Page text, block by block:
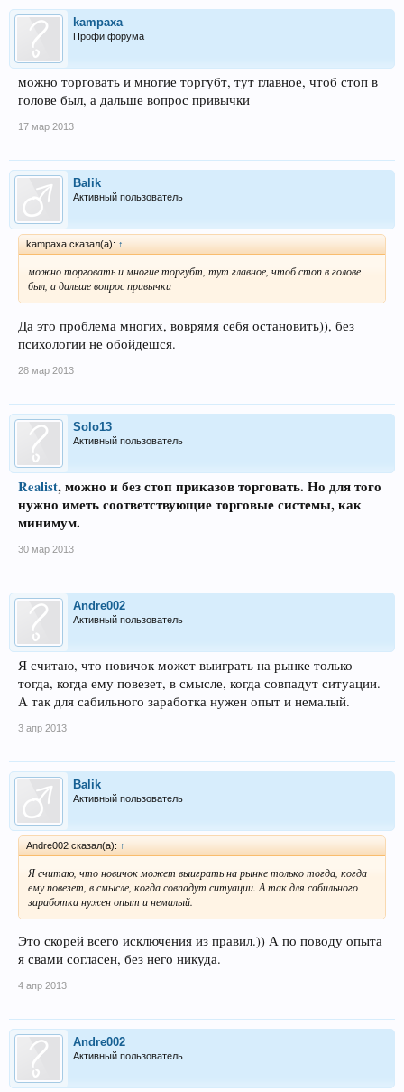
kampaxa
Профи форума
можно торговать и многие торгубт, тут главное, чтоб стоп в
голове был, а дальше вопрос привычки
17 мар 2013
Balik
Активный пользователь
kampaxa сказал(а): ↑
можно торговать и многие торгубт, тут главное, чтоб стоп в голове
был, а дальше вопрос привычки
Да это проблема многих, воврямя себя остановить)), без
психологии не обойдешся.
28 мар 2013
Solo13
Активный пользователь
Realist, можно и без стоп приказов торговать. Но для того
нужно иметь соответствующие торговые системы, как
минимум.
30 мар 2013
Andre002
Активный пользователь
Я считаю, что новичок может выиграть на рынке только
тогда, когда ему повезет, в смысле, когда совпадут ситуации.
А так для сабильного заработка нужен опыт и немалый.
3 апр 2013
Balik
Активный пользователь
Andre002 сказал(а): ↑
Я считаю, что новичок может выиграть на рынке только тогда, когда
ему повезет, в смысле, когда совпадут ситуации. А так для сабильного
заработка нужен опыт и немалый.
Это скорей всего исключения из правил.)) А по поводу опыта
я свами согласен, без него никуда.
4 апр 2013
Andre002
Активный пользователь